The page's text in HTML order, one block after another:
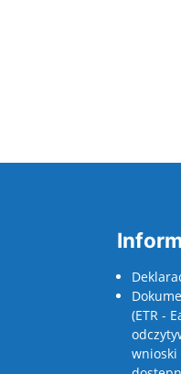
(ETR -
wnioski